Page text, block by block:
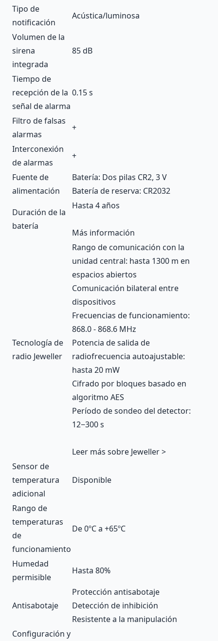
Tipo de
notificación
Acústica/luminosa
Volumen de la
sirena
integrada
85 dB
Tiempo de
recepción de la
señal de alarma
0.15 s
Filtro de falsas
alarmas
+
Interconexión
de alarmas
+
Fuente de
alimentación
Batería: Dos pilas CR2, 3 V
Batería de reserva: CR2032
Duración de la
batería
Hasta 4 años
Más información
Tecnología de
radio Jeweller
Rango de comunicación con la
unidad central: hasta 1300 m en
espacios abiertos
Comunicación bilateral entre
dispositivos
Frecuencias de funcionamiento:
868.0 - 868.6 MHz
Potencia de salida de
radiofrecuencia autoajustable:
hasta 20 mW
Cifrado por bloques basado en
algoritmo AES
Período de sondeo del detector:
12−300 s
Leer más sobre Jeweller >
Sensor de
temperatura
adicional
Disponible
Rango de
temperaturas
de
funcionamiento
De 0ºС a +65ºС
Humedad
permisible
Hasta 80%
Antisabotaje
Protección antisabotaje
Detección de inhibición
Resistente a la manipulación
Configuración y